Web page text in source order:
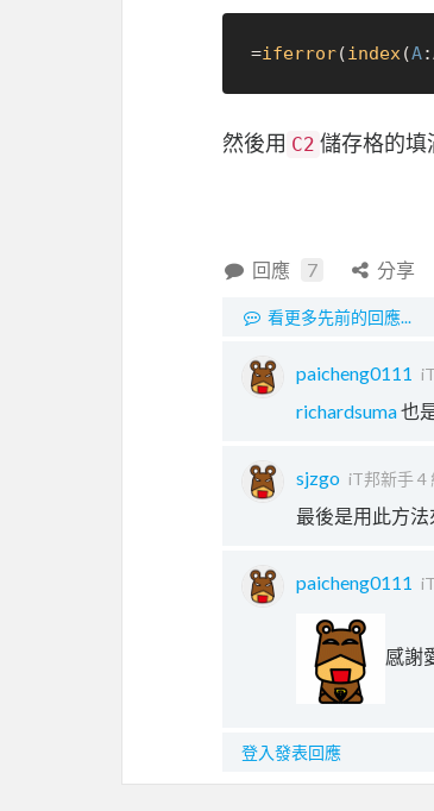
=iferror(index(A
然後用 C2 儲存格的填
回應 7 分享
看更多先前的回應...
paicheng0111
richardsuma也
sjzgo iT邦新手 4
最後是用此方
paicheng0111
感謝
登入發表回應